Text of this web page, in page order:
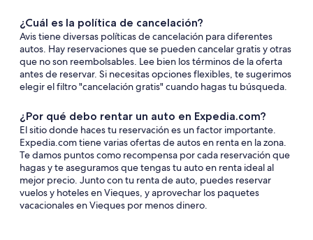
¿Cuál es la política de cancelación?
Avis tiene diversas políticas de cancelación para diferentes
autos. Hay reservaciones que se pueden cancelar gratis y otras
que no son reembolsables. Lee bien los términos de la oferta
antes de reservar. Si necesitas opciones flexibles, te sugerimos
elegir el filtro "cancelación gratis" cuando hagas tu búsqueda.
¿Por qué debo rentar un auto en Expedia.com?
El sitio donde haces tu reservación es un factor importante.
Expedia.com tiene varias ofertas de autos en renta en la zona.
Te damos puntos como recompensa por cada reservación que
hagas y te aseguramos que tengas tu auto en renta ideal al
mejor precio. Junto con tu renta de auto, puedes reservar
vuelos y hoteles en Vieques, y aprovechar los paquetes
vacacionales en Vieques por menos dinero.